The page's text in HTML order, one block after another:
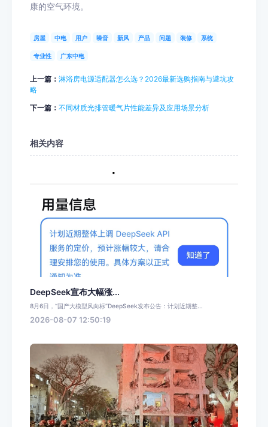
康的空气环境。
房屋 中电 用户 噪音 新风 产品 问题 装修 系统
专业性 广东中电
上一篇： 淋浴房电源适配器怎么选？2026最新选购指南与避坑攻
略
下一篇： 不同材质光排管暖气片性能差异及应用场景分析
相关内容
DeepSeek宣布大幅涨...
8月6日，“国产大模型风向标”DeepSeek发布公告：计划近期整...
2026-08-07 12:50:19